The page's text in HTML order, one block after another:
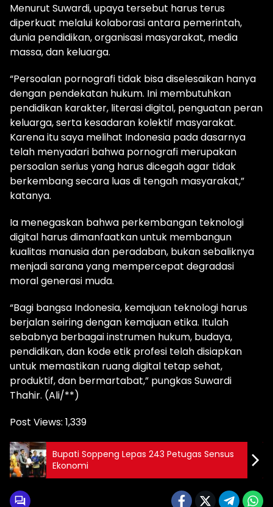
Menurut Suwardi, upaya tersebut harus terus
diperkuat melalui kolaborasi antara pemerintah,
dunia pendidikan, organisasi masyarakat, media
massa, dan keluarga.
“Persoalan pornografi tidak bisa diselesaikan hanya
dengan pendekatan hukum. Ini membutuhkan
pendidikan karakter, literasi digital, penguatan peran
keluarga, serta kesadaran kolektif masyarakat.
Karena itu saya melihat Indonesia pada dasarnya
telah menyadari bahwa pornografi merupakan
persoalan serius yang harus dicegah agar tidak
berkembang secara luas di tengah masyarakat,”
katanya.
Ia menegaskan bahwa perkembangan teknologi
digital harus dimanfaatkan untuk membangun
kualitas manusia dan peradaban, bukan sebaliknya
menjadi sarana yang mempercepat degradasi
moral generasi muda.
“Bagi bangsa Indonesia, kemajuan teknologi harus
berjalan seiring dengan kemajuan etika. Itulah
sebabnya berbagai instrumen hukum, budaya,
pendidikan, dan kode etik profesi telah disiapkan
untuk memastikan ruang digital tetap sehat,
produktif, dan bermartabat,” pungkas Suwardi
Thahir. (Ali/**)
Post Views: 1,339
Bupati Soppeng Lepas 243 Petugas Sensus
Ekonomi